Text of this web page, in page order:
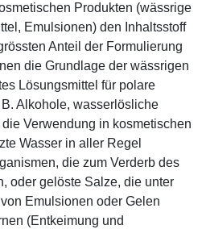
Produkten (wässrige
Emulsionen) den Inhaltsstoff
Anteil der Formulierung
die Grundlage der wässrigen
Lösungsmittel für polare
Alkohole, wasserlösliche
Verwendung in kosmetischen
Wasser in aller Regel
die zum Verderb des
oder gelöste Salze, die unter
Emulsionen oder Gelen
(Entkeimung und